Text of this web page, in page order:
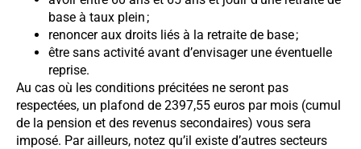
base à taux plein ;
renoncer aux droits liés à la retraite de base ;
être sans activité avant d’envisager une éventuelle
reprise.
Au cas où les conditions précitées ne seront pas
respectées, un plafond de 2397,55 euros par mois (cumul
de la pension et des revenus secondaires) vous sera
imposé. Par ailleurs, notez qu’il existe d’autres secteurs